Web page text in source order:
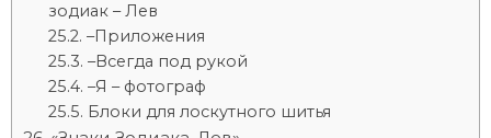
зодиак – Лев
–Приложения
–Всегда под рукой
–Я – фотограф
Блоки для лоскутного шитья